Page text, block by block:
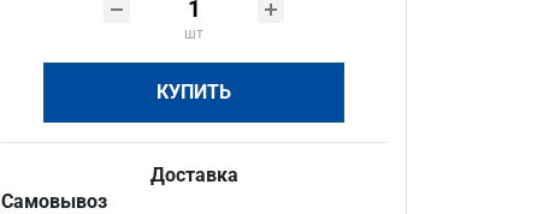
шт
КУПИТЬ
Доставка
Самовывоз